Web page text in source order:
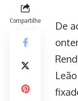
Compartilhe
De